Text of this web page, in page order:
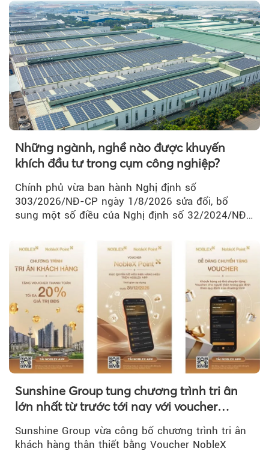
Những ngành, nghề nào được khuyến
khích đầu tư trong cụm công nghiệp?
Chính phủ vừa ban hành Nghị định số
303/2026/NĐ-CP ngày 1/8/2026 sửa đổi, bổ
sung một số điều của Nghị định số 32/2024/NĐ-
Sunshine Group tung chương trình tri ân
lớn nhất từ trước tới nay với voucher
Sunshine Group vừa công bố chương trình tri ân
khách hàng thân thiết bằng Voucher NobleX